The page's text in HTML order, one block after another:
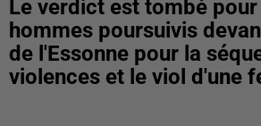
Le verdict est tombé
hommes poursuivis
de l'Essonne pour la
violences et le viol d'une